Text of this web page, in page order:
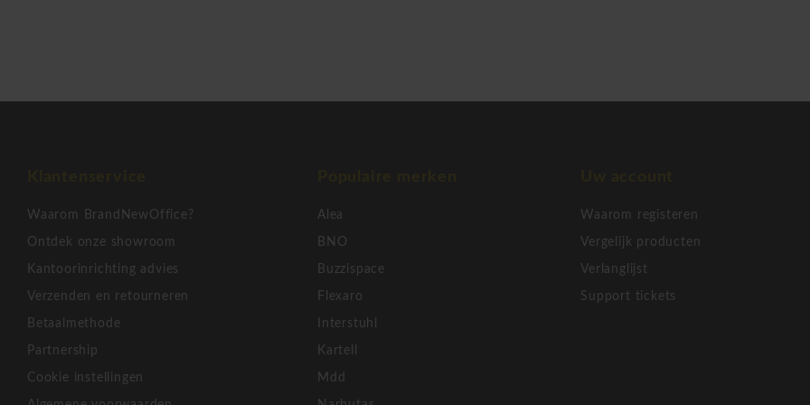
Waarom BrandNewOffice?
Ontdek onze showroom
Kantoorinrichting advies
Verzenden en retourneren
Betaalmethode
Partnership
Cookie instellingen
Alea
BNO
Buzzispace
Flexaro
Interstuhl
Kartell
Mdd
Waarom registeren
Vergelijk producten
Verlanglijst
Support tickets